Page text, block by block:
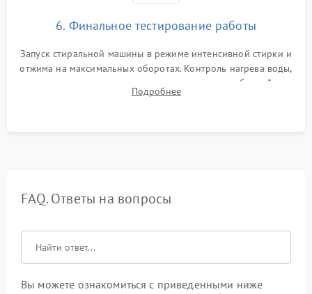
6. Финальное тестирование работы
Запуск стиральной машины в режиме интенсивной стирки и
отжима на максимальных оборотах. Контроль нагрева воды,
корректности слива, отсутствия излишних вибраций,
посторонних стуков и протечек под корпусом.
Подробнее
FAQ. Ответы на вопросы
Вы можете ознакомиться с приведенными ниже